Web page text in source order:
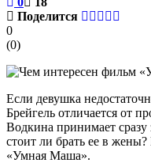
Поделится
0
(0)
Если девушка
Брейгель отличается от
Водкина принимает
стоит ли брать ее в
«Умная Маша».